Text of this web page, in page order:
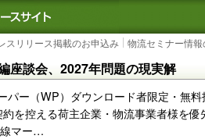
｜国内最大の物流ニュースサイト
3PL, SCMな
スリリース掲載のお申込み 物流セミナー情
座談会、2027年問題の現実解
パー（WP）ダウンロード者限定・無
を控える荷主企業・物流事業者様を優
線マー…